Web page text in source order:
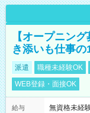
【オープニン
き添いも仕事の
派遣 職種未経験OK
WEB登録・面接OK
給与
無資格未経